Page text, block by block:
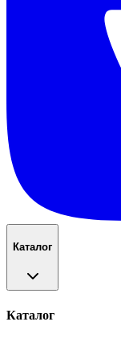
Каталог
Каталог